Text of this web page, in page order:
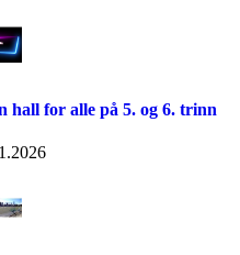
hall for alle på 5. og 6. trinn